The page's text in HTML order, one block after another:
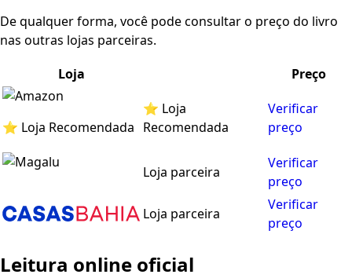
De qualquer forma, você pode consultar o preço do livro
nas outras lojas parceiras.
Loja
Preço
⭐ Loja Recomendada
⭐ Loja
Recomendada
Verificar
preço
Loja parceira
Verificar
preço
Loja parceira
Verificar
preço
Leitura online oficial